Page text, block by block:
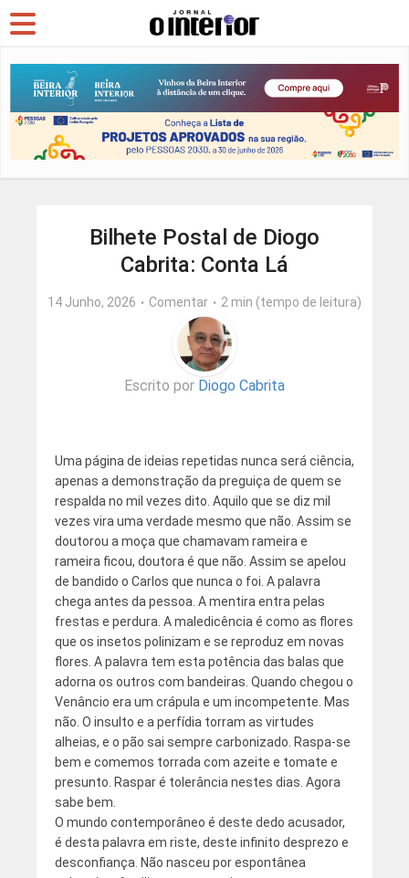
Bilhete Postal de Diogo
Cabrita: Conta Lá
14 Junho, 2026 Comentar 2 min (tempo de leitura)
Escrito por Diogo Cabrita
Uma página de ideias repetidas nunca será ciência,
apenas a demonstração da preguiça de quem se
respalda no mil vezes dito. Aquilo que se diz mil
vezes vira uma verdade mesmo que não. Assim se
doutorou a moça que chamavam rameira e
rameira ficou, doutora é que não. Assim se apelou
de bandido o Carlos que nunca o foi. A palavra
chega antes da pessoa. A mentira entra pelas
frestas e perdura. A maledicência é como as flores
que os insetos polinizam e se reproduz em novas
flores. A palavra tem esta potência das balas que
adorna os outros com bandeiras. Quando chegou o
Venâncio era um crápula e um incompetente. Mas
não. O insulto e a perfídia torram as virtudes
alheias, e o pão sai sempre carbonizado. Raspa-se
bem e comemos torrada com azeite e tomate e
presunto. Raspar é tolerância nestes dias. Agora
sabe bem.
O mundo contemporâneo é deste dedo acusador,
é desta palavra em riste, deste infinito desprezo e
desconfiança. Não nasceu por espontânea